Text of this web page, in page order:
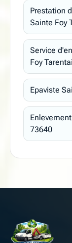
Prestation
Sainte Foy
Service
Foy
Epaviste
73640